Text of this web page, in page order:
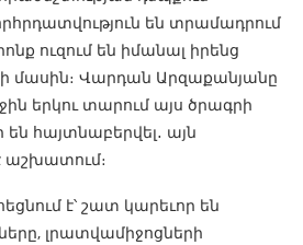
են տրամադրում
ուզում են իմանալ իրենց
մասին։ Վարդան Արզաքանյանը
երկու տարում այս ծրագրի
հայտնաբերվել․ այն
աշխատում։
է՝ շատ կարեւոր են
լրատվամիջոցների